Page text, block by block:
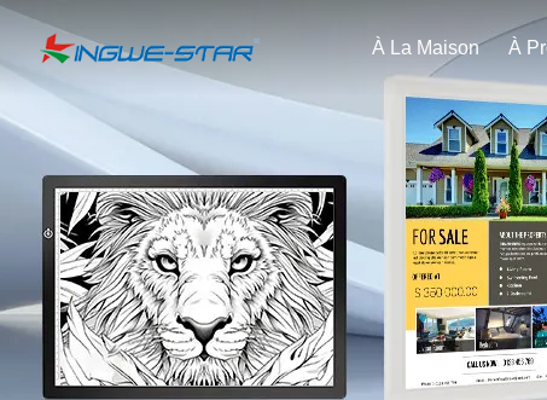
À La Maison